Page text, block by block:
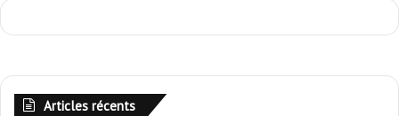
Articles récents